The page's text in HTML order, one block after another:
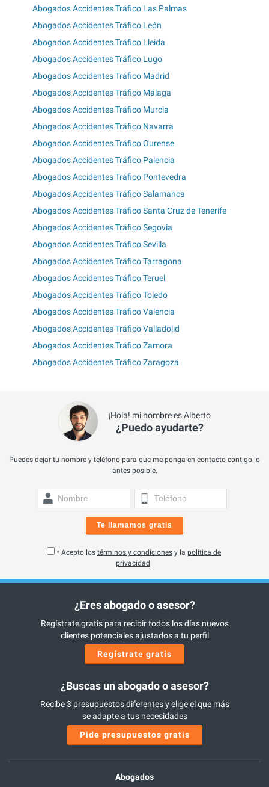
Abogados Accidentes Tráfico Las Palmas
Abogados Accidentes Tráfico León
Abogados Accidentes Tráfico Lleida
Abogados Accidentes Tráfico Lugo
Abogados Accidentes Tráfico Madrid
Abogados Accidentes Tráfico Málaga
Abogados Accidentes Tráfico Murcia
Abogados Accidentes Tráfico Navarra
Abogados Accidentes Tráfico Ourense
Abogados Accidentes Tráfico Palencia
Abogados Accidentes Tráfico Pontevedra
Abogados Accidentes Tráfico Salamanca
Abogados Accidentes Tráfico Santa Cruz de Tenerife
Abogados Accidentes Tráfico Segovia
Abogados Accidentes Tráfico Sevilla
Abogados Accidentes Tráfico Tarragona
Abogados Accidentes Tráfico Teruel
Abogados Accidentes Tráfico Toledo
Abogados Accidentes Tráfico Valencia
Abogados Accidentes Tráfico Valladolid
Abogados Accidentes Tráfico Zamora
Abogados Accidentes Tráfico Zaragoza
¡Hola! mi nombre es Alberto
¿Puedo ayudarte?
Puedes dejar tu nombre y teléfono para que me ponga en contacto contigo lo
antes posible.
Te llamamos gratis
* Acepto los términos y condiciones y la política de
privacidad
¿Eres abogado o asesor?
Regístrate gratis para recibir todos los días nuevos
clientes potenciales ajustados a tu perfil
Regístrate gratis
¿Buscas un abogado o asesor?
Recibe 3 presupuestos diferentes y elige el que más
se adapte a tus necesidades
Pide presupuestos gratis
Abogados